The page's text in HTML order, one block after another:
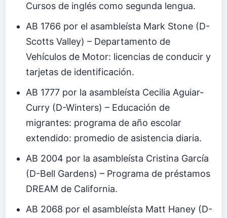
Cursos de inglés como segunda lengua.
AB 1766 por el asambleísta Mark Stone (D-
Scotts Valley) – Departamento de
Vehículos de Motor: licencias de conducir y
tarjetas de identificación.
AB 1777 por la asambleísta Cecilia Aguiar-
Curry (D-Winters) – Educación de
migrantes: programa de año escolar
extendido: promedio de asistencia diaria.
AB 2004 por la asambleísta Cristina García
(D-Bell Gardens) – Programa de préstamos
DREAM de California.
AB 2068 por el asambleísta Matt Haney (D-